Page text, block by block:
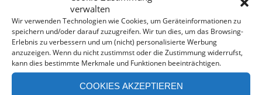
verwalten
Wir verwenden Technologien wie Cookies, um Geräteinformationen zu
speichern und/oder darauf zuzugreifen. Wir tun dies, um das Browsing-
Erlebnis zu verbessern und um (nicht) personalisierte Werbung
anzuzeigen. Wenn du nicht zustimmst oder die Zustimmung widerrufst,
kann dies bestimmte Merkmale und Funktionen beeinträchtigen.
COOKIES AKZEPTIEREN